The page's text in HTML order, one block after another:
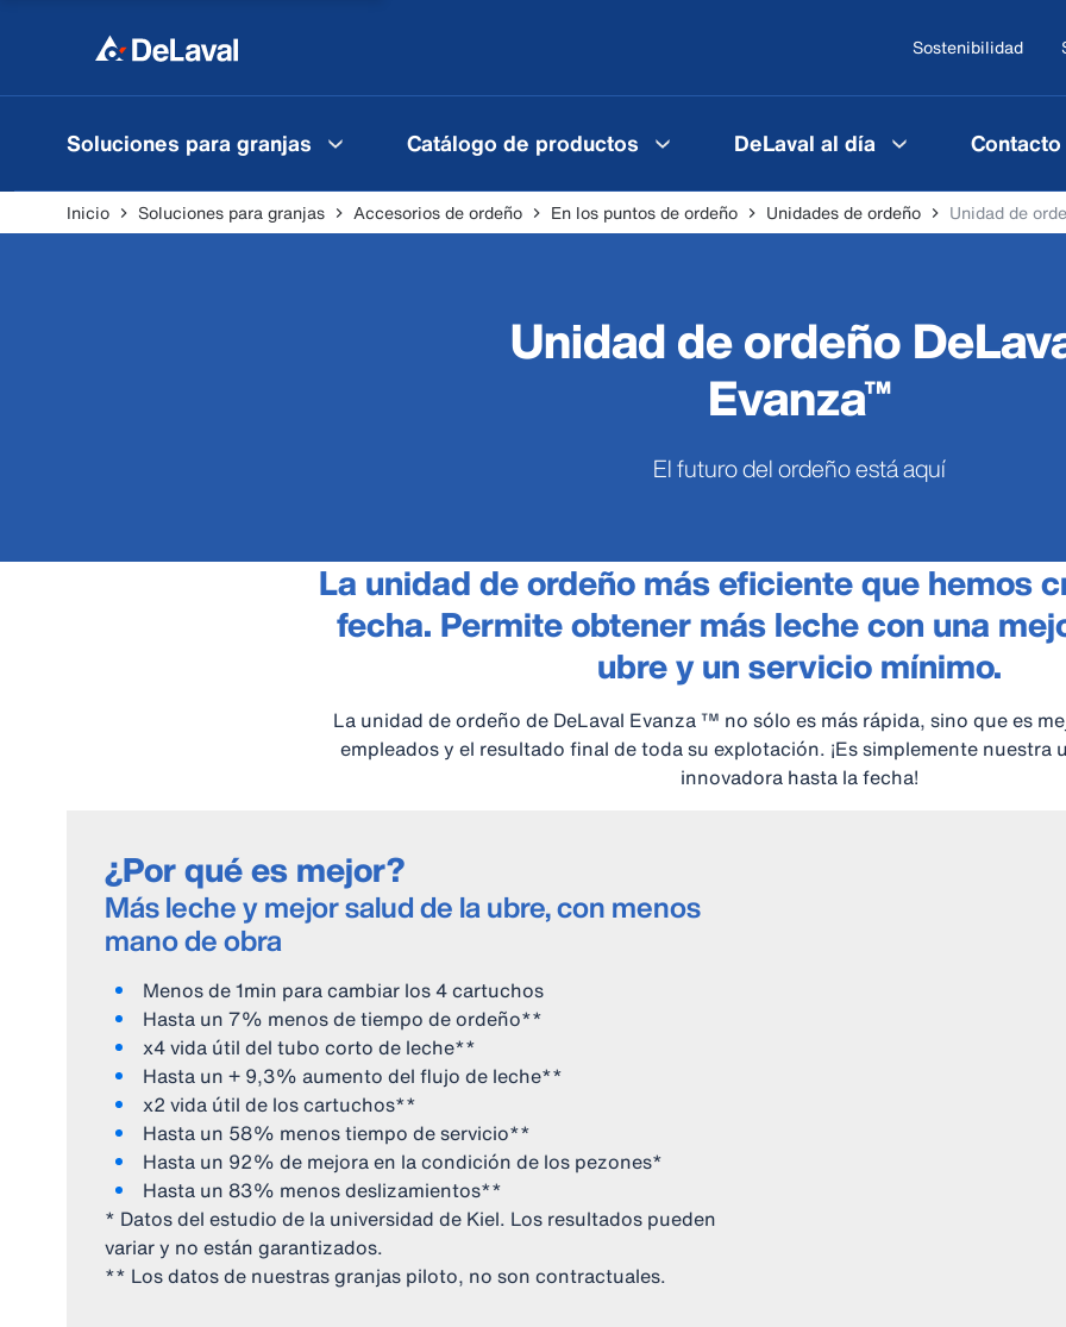
Sostenibilidad
Soluciones para granjas Catálogo de productos DeLaval al día Contacto
Inicio Soluciones para granjas Accesorios de ordeño En los puntos de ordeño Unidades de ordeño Unidad de
Unidad de ordeño
Evanza™
El futuro del ordeño está aquí
La unidad de ordeño más eficiente que hemos
fecha. Permite obtener más leche con una
ubre y un servicio mínimo.
La unidad de ordeño de DeLaval Evanza ™ no sólo es más rápida, sino que es
empleados y el resultado final de toda su explotación. ¡Es simplemente nuestra
innovadora hasta la fecha!
¿Por qué es mejor?
Más leche y mejor salud de la ubre, con menos
mano de obra
Menos de 1min para cambiar los 4 cartuchos
Hasta un 7% menos de tiempo de ordeño**
x4 vida útil del tubo corto de leche**
Hasta un + 9,3% aumento del flujo de leche**
x2 vida útil de los cartuchos**
Hasta un 58% menos tiempo de servicio**
Hasta un 92% de mejora en la condición de los pezones*
Hasta un 83% menos deslizamientos**
* Datos del estudio de la universidad de Kiel. Los resultados pueden
variar y no están garantizados.
** Los datos de nuestras granjas piloto, no son contractuales.